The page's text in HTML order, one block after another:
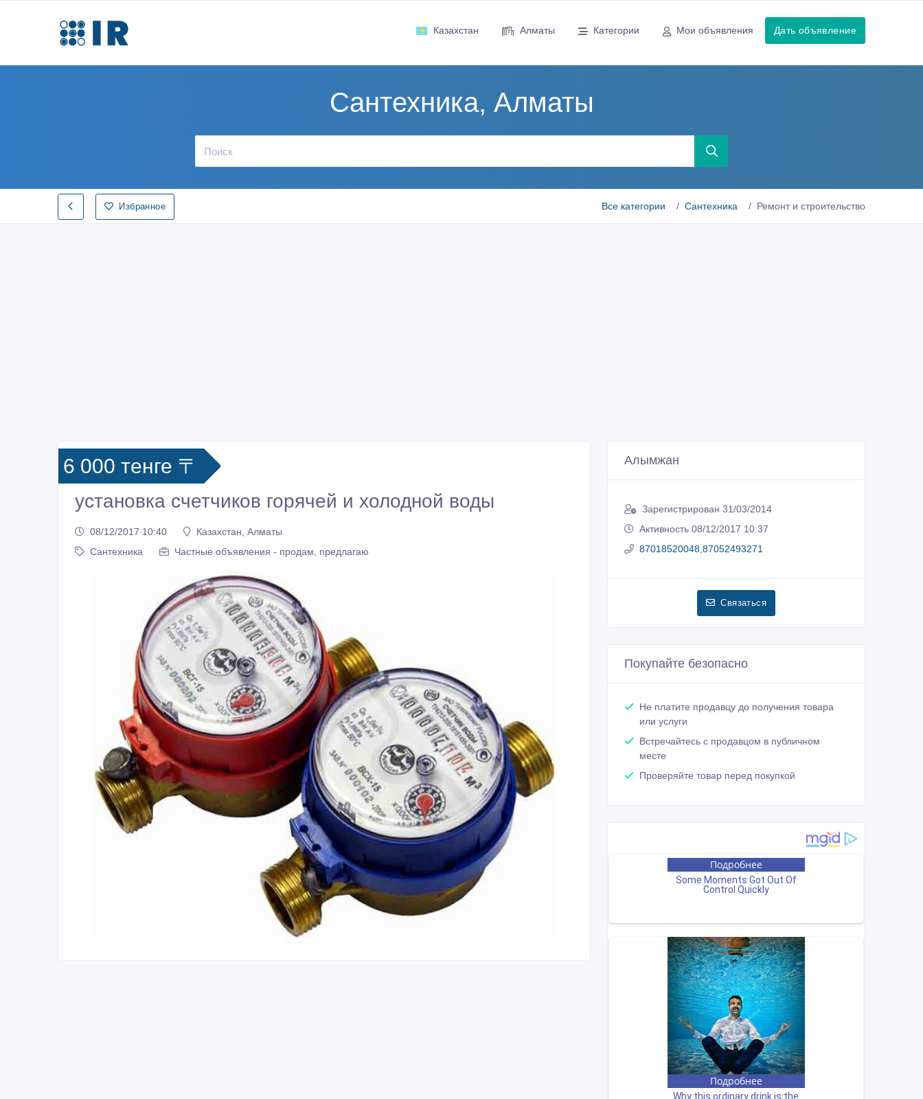
Казахстан Алматы Категории Мои объявления Дать объявление
Сантехника, Алматы
Избранное Все категории Сантехника Ремонт и строительство
6 000 тенге 〒
установка счетчиков горячей и холодной воды
08/12/2017 10:40
Казахстан, Алматы
Сантехника
Частные объявления - продам, предлагаю
Алымжан
Зарегистрирован 31/03/2014
Активность 08/12/2017 10:37
87018520048,87052493271
Связаться
Покупайте безопасно
Не платите продавцу до получения товара
или услуги
Встречайтесь с продавцом в публичном
месте
Проверяйте товар перед покупкой